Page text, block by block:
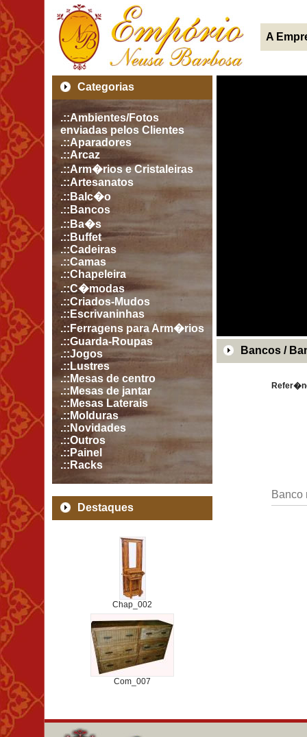
A
Categorias
.::Ambientes/Fotos
enviadas pelos Clientes
.::Aparadores
.::Arcaz
.::Arm�rios e Cristaleiras
.::Artesanatos
.::Balc�o
.::Bancos
.::Ba�s
.::Buffet
.::Cadeiras
.::Camas
.::Chapeleira
.::C�modas
.::Criados-Mudos
.::Escrivaninhas
.::Ferragens para Arm�rios
.::Guarda-Roupas
.::Jogos
.::Lustres
.::Mesas de centro
.::Mesas de jantar
.::Mesas Laterais
.::Molduras
.::Novidades
.::Outros
.::Painel
.::Racks
Destaques
Chap_002
Com_007
Bancos /
Banco